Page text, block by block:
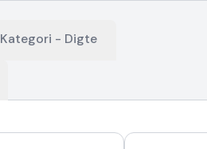
Kategori - Digte